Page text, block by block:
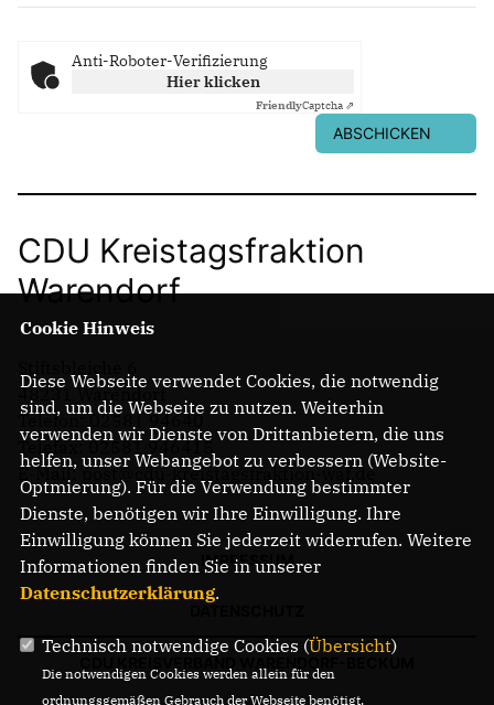
Anti-Roboter-Verifizierung
Hier klicken
FriendlyCaptcha ⇗
ABSCHICKEN
CDU Kreistagsfraktion
Warendorf
48231 Warendorf
Telefon: 02581 94640
Telefax: 02581 946415
E-Mail: post@cdu-kreistagsfraktion-waf.de
IMPRESSUM
Cookie Hinweis
Diese Webseite verwendet Cookies, die notwendig
sind, um die Webseite zu nutzen. Weiterhin
verwenden wir Dienste von Drittanbietern, die uns
helfen, unser Webangebot zu verbessern (Website-
Optmierung). Für die Verwendung bestimmter
Dienste, benötigen wir Ihre Einwilligung. Ihre
Einwilligung können Sie jederzeit widerrufen. Weitere
Informationen finden Sie in unserer
Datenschutzerklärung.
Technisch notwendige Cookies (Übersicht)
Die notwendigen Cookies werden allein für den
ordnungsgemäßen Gebrauch der Webseite benötigt.